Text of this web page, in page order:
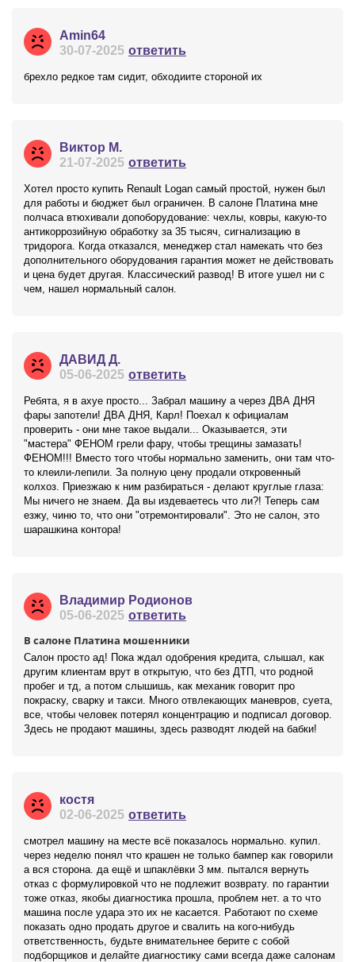
Amin64
30-07-2025 ответить
брехло редкое там сидит, обходиите стороной их
Виктор М.
21-07-2025 ответить
Хотел просто купить Renault Logan самый простой, нужен был
для работы и бюджет был ограничен. В салоне Платина мне
полчаса втюхивали допоборудование: чехлы, ковры, какую-то
антикоррозийную обработку за 35 тысяч, сигнализацию в
тридорога. Когда отказался, менеджер стал намекать что без
дополнительного оборудования гарантия может не действовать
и цена будет другая. Классический развод! В итоге ушел ни с
чем, нашел нормальный салон.
ДАВИД Д.
05-06-2025 ответить
Ребята, я в ахуе просто... Забрал машину а через ДВА ДНЯ
фары запотели! ДВА ДНЯ, Карл! Поехал к официалам
проверить - они мне такое выдали... Оказывается, эти
"мастера" ФЕНОМ грели фару, чтобы трещины замазать!
ФЕНОМ!!! Вместо того чтобы нормально заменить, они там что-
то клеили-лепили. За полную цену продали откровенный
колхоз. Приезжаю к ним разбираться - делают круглые глаза:
Мы ничего не знаем. Да вы издеваетесь что ли?! Теперь сам
езжу, чиню то, что они "отремонтировали". Это не салон, это
шарашкина контора!
Владимир Родионов
05-06-2025 ответить
В салоне Платина мошенники
Салон просто ад! Пока ждал одобрения кредита, слышал, как
другим клиентам врут в открытую, что без ДТП, что родной
пробег и тд, а потом слышишь, как механик говорит про
покраску, сварку и такси. Много отвлекающих маневров, суета,
все, чтобы человек потерял концентрацию и подписал договор.
Здесь не продают машины, здесь разводят людей на бабки!
костя
02-06-2025 ответить
смотрел машину на месте всё показалось нормально. купил.
через неделю понял что крашен не только бампер как говорили
а вся сторона. да ещё и шпаклёвки 3 мм. пытался вернуть
отказ с формулировкой что не подлежит возврату. по гарантии
тоже отказ, якобы диагностика прошла, проблем нет. а то что
машина после удара это их не касается. Работают по схеме
показать одно продать другое и свалить на кого-нибудь
ответственность, будьте внимательнее берите с собой
подборщиков и делайте диагностику сами всегда даже салонам